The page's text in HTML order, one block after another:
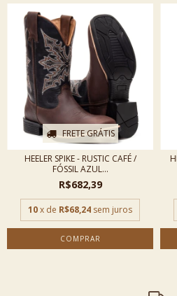
FRETE GRÁTIS
HEELER SPIKE - RUSTIC CAFÉ /
FÓSSIL AZUL...
R$682,39
10x de R$68,24 sem juros
COMPRAR